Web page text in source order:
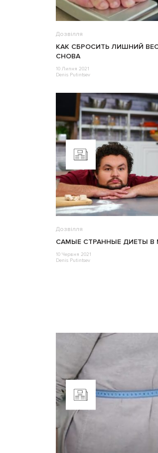
Дозвілля
КАК СБРОСИТЬ ЛИШНИЙ
СНОВА
10 Липня 2021
Denis Putintsev
Дозвілля
CАМЫЕ СТРАННЫЕ ДИЕТЫ В
10 Червня 2021
Denis Putintsev